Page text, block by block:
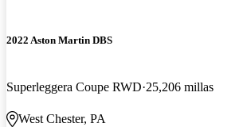
2022 Aston Martin DBS
Superleggera Coupe RWD 25,206 millas
West Chester, PA